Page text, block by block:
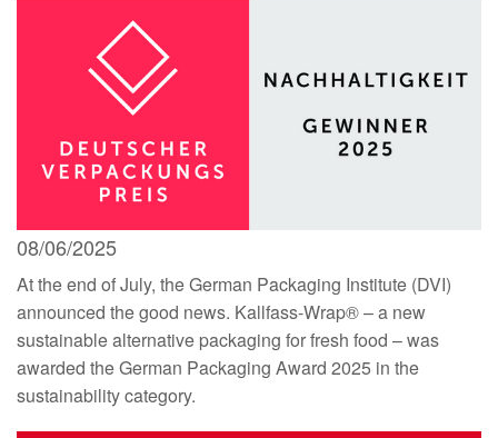
08/06/2025
At the end of July, the German Packaging Institute (DVI)
announced the good news. Kallfass-Wrap® – a new
sustainable alternative packaging for fresh food – was
awarded the German Packaging Award 2025 in the
sustainability category.